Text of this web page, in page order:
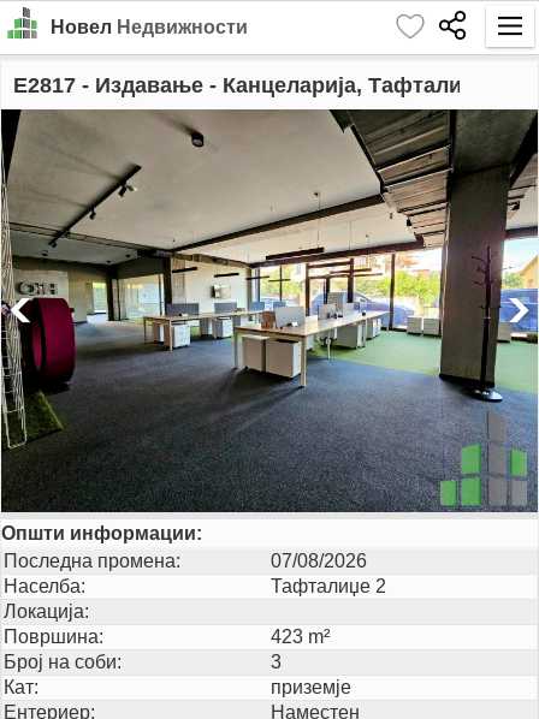
Новел Недвижности
Почетна
Барај
Издавање
Продажба
За Нас
Контакт
Најава
MK
EN
GO!
E2817 - Издавање - Канцеларија, Тафталиџе 2
Општи информации:
Последна промена:
07/08/2026
Населба:
Тафталиџе 2
Локација:
Површина:
423 m²
Број на соби:
3
Кат:
приземје
Ентериер:
Наместен